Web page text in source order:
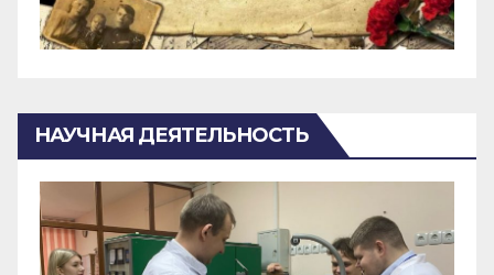
НАУЧНАЯ ДЕЯТЕЛЬНОСТЬ